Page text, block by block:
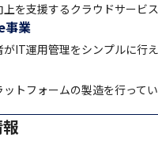
を支援するクラウドサービス
事業
IT運用管理をシンプルに行
トフォームの製造を行ってい